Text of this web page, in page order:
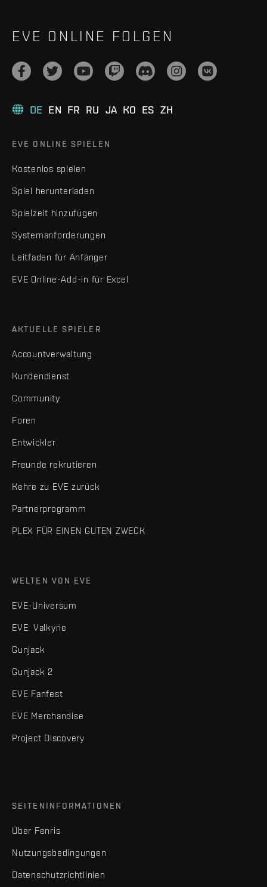
EVE ONLINE FOLGEN
DE EN FR RU JA KO ES ZH
EVE ONLINE SPIELEN
Kostenlos spielen
Spiel herunterladen
Spielzeit hinzufügen
Systemanforderungen
Leitfaden für Anfänger
EVE Online-Add-in für Excel
AKTUELLE SPIELER
Accountverwaltung
Kundendienst
Community
Foren
Entwickler
Freunde rekrutieren
Kehre zu EVE zurück
Partnerprogramm
PLEX FÜR EINEN GUTEN ZWECK
WELTEN VON EVE
EVE-Universum
EVE: Valkyrie
Gunjack
Gunjack 2
EVE Fanfest
EVE Merchandise
Project Discovery
SEITENINFORMATIONEN
Über Fenris
Nutzungsbedingungen
Datenschutzrichtlinien